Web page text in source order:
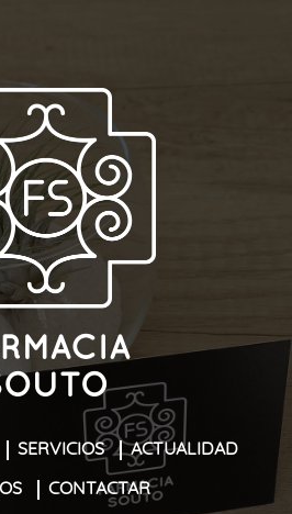
SERVICIOS ACTUALIDAD
CONTACTAR